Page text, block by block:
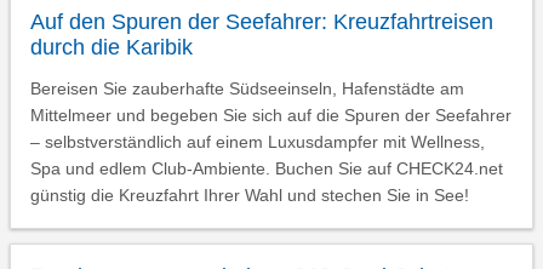
Auf den Spuren der Seefahrer: Kreuzfahrtreisen
durch die Karibik
Bereisen Sie zauberhafte Südseeinseln, Hafenstädte am
Mittelmeer und begeben Sie sich auf die Spuren der Seefahrer
– selbstverständlich auf einem Luxusdampfer mit Wellness,
Spa und edlem Club-Ambiente. Buchen Sie auf CHECK24.net
günstig die Kreuzfahrt Ihrer Wahl und stechen Sie in See!